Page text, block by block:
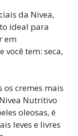
da Nivea,
ideal para
em
você tem: seca,
os cremes mais
Nutritivo
oleosas, é
leves e livres